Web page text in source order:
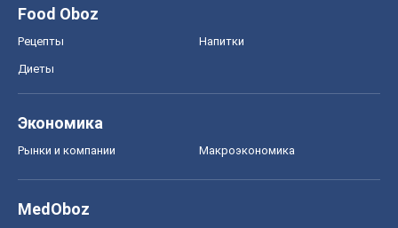
Food Oboz
Рецепты Напитки
Диеты
Экономика
Рынки и компании Mакроэкономика
MedOboz